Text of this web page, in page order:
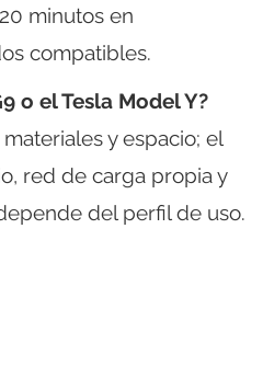
minutos en
compatibles.
o el Tesla Model Y?
y espacio; el
red de carga propia y
del perfil de uso.